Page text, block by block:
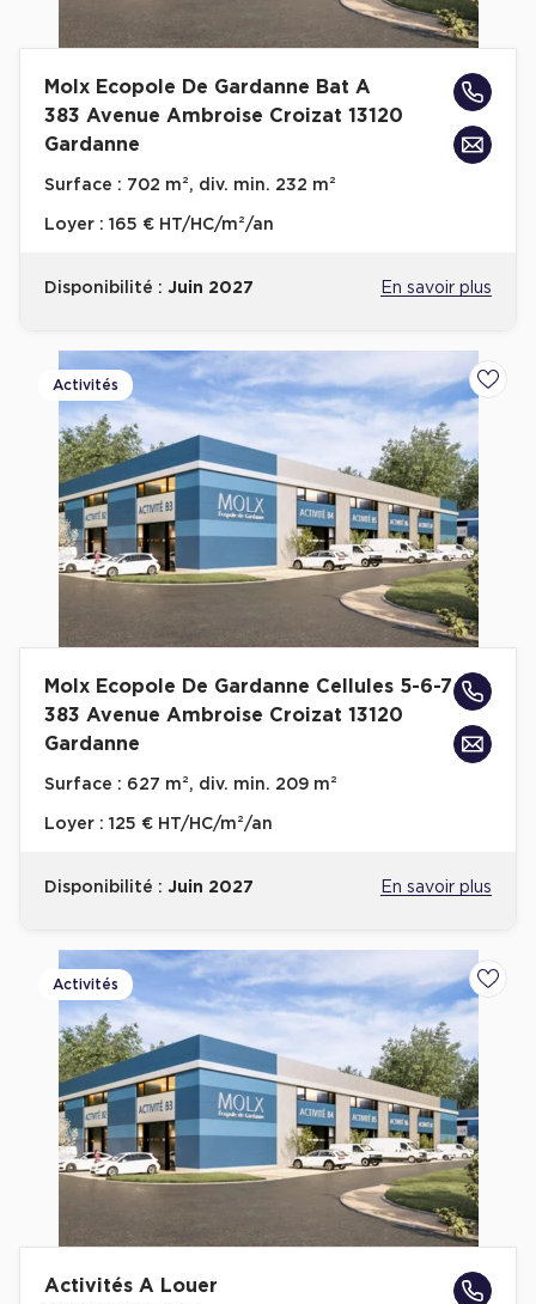
Molx Ecopole De Gardanne Bat A
383 Avenue Ambroise Croizat 13120
Gardanne
Surface : 702 m², div. min. 232 m²
Loyer : 165 € HT/HC/m²/an
Disponibilité : Juin 2027 En savoir plus
Activités
Molx Ecopole De Gardanne Cellules 5-6-7
383 Avenue Ambroise Croizat 13120
Gardanne
Surface : 627 m², div. min. 209 m²
Loyer : 125 € HT/HC/m²/an
Disponibilité : Juin 2027 En savoir plus
Activités
Activités A Louer